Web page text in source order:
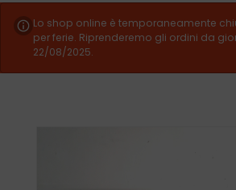
Lo shop online è temporaneamente
per ferie. Riprenderemo gli ordini da
22/08/2025.